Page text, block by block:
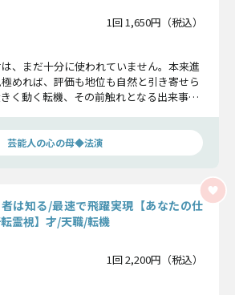
1回 1,650円（税込）
、まだ十分に使われていません。本来進
めれば、評価も地位も自然と引き寄せら
く動く転機、その前触れとなる出来事、
芸能人の心の母◆法演
は知る/最速で飛躍実現【あなたの仕
霊視】才/天職/転機
1回 2,200円（税込）